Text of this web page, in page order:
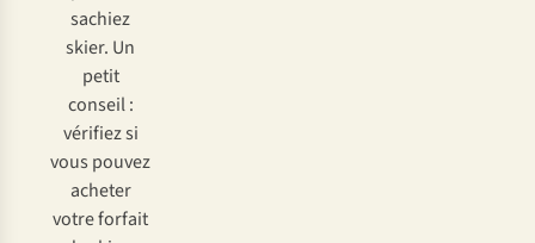
sachiez
skier. Un
petit
conseil :
vérifiez si
vous pouvez
acheter
votre forfait